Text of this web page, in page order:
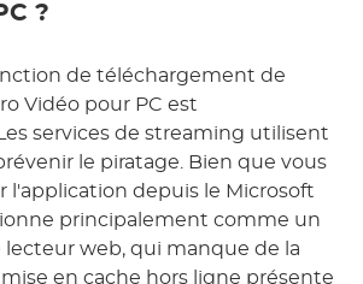
?
de téléchargement de
Vidéo pour PC est
services de streaming utilisent
le piratage. Bien que vous
l'application depuis le Microsoft
principalement comme un
lecteur web, qui manque de la
en cache hors ligne présente